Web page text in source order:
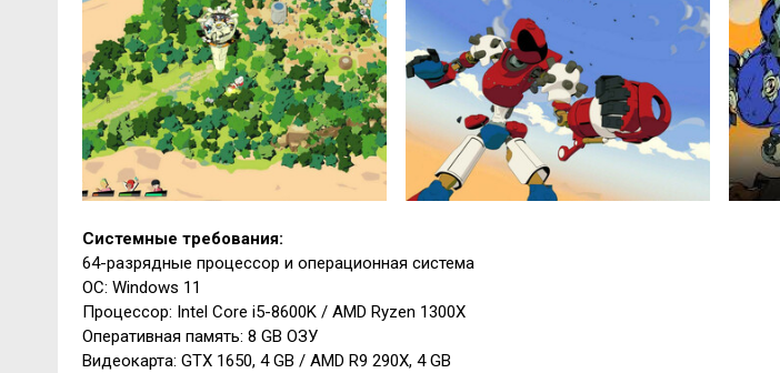
Системные требования:
64-разрядные процессор и операционная система
ОС: Windows 11
Процессор: Intel Core i5-8600K / AMD Ryzen 1300X
Оперативная память: 8 GB ОЗУ
Видеокарта: GTX 1650, 4 GB / AMD R9 290X, 4 GB